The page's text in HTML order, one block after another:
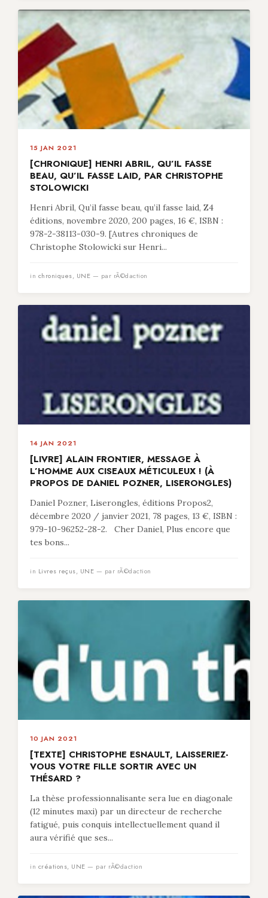
15 JAN 2021
[CHRONIQUE] HENRI ABRIL, QU’IL FASSE
BEAU, QU’IL FASSE LAID, PAR CHRISTOPHE
STOLOWICKI
Henri Abril, Qu’il fasse beau, qu’il fasse laid, Z4
éditions, novembre 2020, 200 pages, 16 €, ISBN :
978-2-38113-030-9. [Autres chroniques de
Christophe Stolowicki sur Henri...
in chroniques, UNE — par rÃ©daction
14 JAN 2021
[LIVRE] ALAIN FRONTIER, MESSAGE À
L’HOMME AUX CISEAUX MÉTICULEUX ! (À
PROPOS DE DANIEL POZNER, LISERONGLES)
Daniel Pozner, Liserongles, éditions Propos2,
décembre 2020 / janvier 2021, 78 pages, 13 €, ISBN :
979-10-96252-28-2. Cher Daniel, Plus encore que
tes bons...
in Livres reçus, UNE — par rÃ©daction
10 JAN 2021
[TEXTE] CHRISTOPHE ESNAULT, LAISSERIEZ-
VOUS VOTRE FILLE SORTIR AVEC UN
THÉSARD ?
La thèse professionnalisante sera lue en diagonale
(12 minutes maxi) par un directeur de recherche
fatigué, puis conquis intellectuellement quand il
aura vérifié que ses...
in créations, UNE — par rÃ©daction